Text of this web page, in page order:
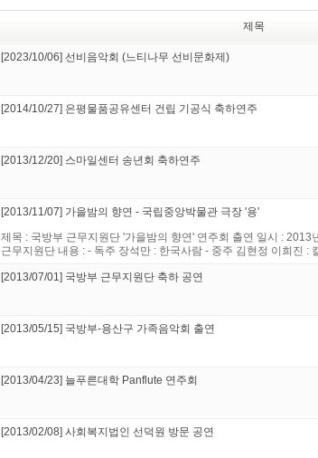
제목
[2023/10/06] 선비음악회 (느티나무 선비문화제)
[2014/10/27] 은평물품공유센터 건립 기공식 축하연주
[2013/12/20] 스마일센터 송년회 축하연주
[2013/11/07] 가을밤의 향연 - 국립중앙박물관 극장 '용'
제목 : 국방부 근무지원단 '가을밤의 향연' 연주회 출연 일시 :
근무지원단 내용 : - 독주 장석만 : 한국사람 - 중주 김현정 이희진 :
[2013/07/01] 국방부 근무지원단 축하 공연
[2013/05/15] 국방부-용산구 가족음악회 출연
[2013/04/23] 늘푸른대학 Panflute 연주회
[2013/02/08] 사회복지법인 선덕원 방문 공연